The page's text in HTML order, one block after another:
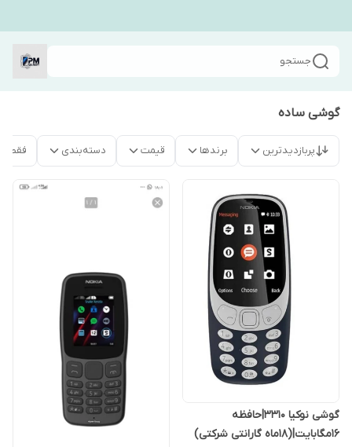
جستجو
گوشی ساده
پربازدیدترین برندها قیمت دسته‌بندی فقط
گوشی نوکیا 3310|حافظه
۱۶مگابایت|(18ماه گارانتی شرکتی)